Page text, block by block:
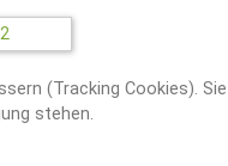
(Tracking Cookies). Sie
stehen.